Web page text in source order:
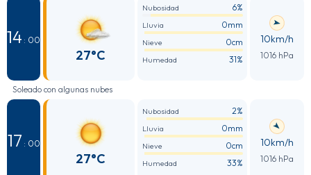
14 : 00
27°C
Nubosidad 6%
Lluvia 0mm
Nieve 0cm
Humedad 31%
10km/h
1016 hPa
Soleado con algunas nubes
17 : 00
27°C
Nubosidad 2%
Lluvia 0mm
Nieve 0cm
Humedad 33%
10km/h
1016 hPa